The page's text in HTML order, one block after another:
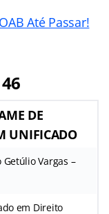
Até Passar!
DE
UNIFICADO
Getúlio Vargas –
em Direito